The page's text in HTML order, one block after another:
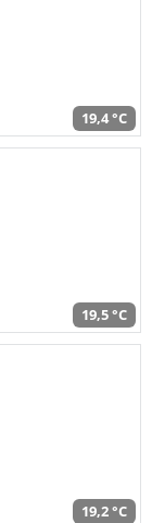
19,4 °C
19,5 °C
19,2 °C